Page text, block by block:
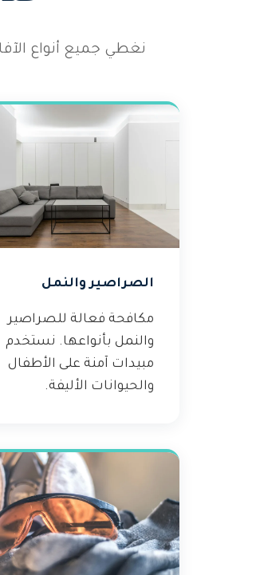
نغطي جميع أنواع
الصراصير والنمل
مكافحة فعالة للصراصير
والنمل بأنواعها. نستخدم
مبيدات آمنة على الأطفال
والحيوانات الأليفة.